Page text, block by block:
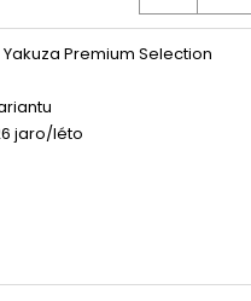
Premium Selection
jaro/léto